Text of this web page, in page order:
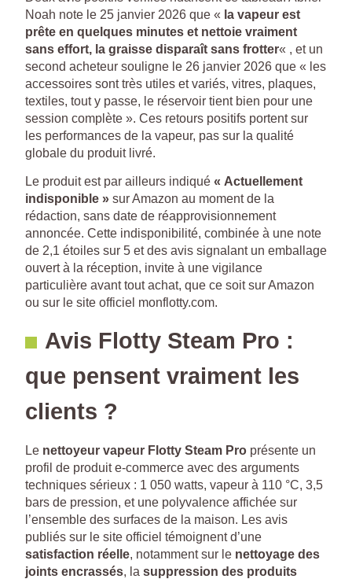
Noah note le 25 janvier 2026 que « la vapeur est
prête en quelques minutes et nettoie vraiment
sans effort, la graisse disparaît sans frotter« , et un
second acheteur souligne le 26 janvier 2026 que « les
accessoires sont très utiles et variés, vitres, plaques,
textiles, tout y passe, le réservoir tient bien pour une
session complète ». Ces retours positifs portent sur
les performances de la vapeur, pas sur la qualité
globale du produit livré.
Le produit est par ailleurs indiqué « Actuellement
indisponible » sur Amazon au moment de la
rédaction, sans date de réapprovisionnement
annoncée. Cette indisponibilité, combinée à une note
de 2,1 étoiles sur 5 et des avis signalant un emballage
ouvert à la réception, invite à une vigilance
particulière avant tout achat, que ce soit sur Amazon
ou sur le site officiel monflotty.com.
Avis Flotty Steam Pro :
que pensent vraiment les
clients ?
Le nettoyeur vapeur Flotty Steam Pro présente un
profil de produit e-commerce avec des arguments
techniques sérieux : 1 050 watts, vapeur à 110 °C, 3,5
bars de pression, et une polyvalence affichée sur
l’ensemble des surfaces de la maison. Les avis
publiés sur le site officiel témoignent d’une
satisfaction réelle, notamment sur le nettoyage des
joints encrassés, la suppression des produits